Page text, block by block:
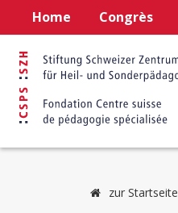
Home Congrès
zur Startseite